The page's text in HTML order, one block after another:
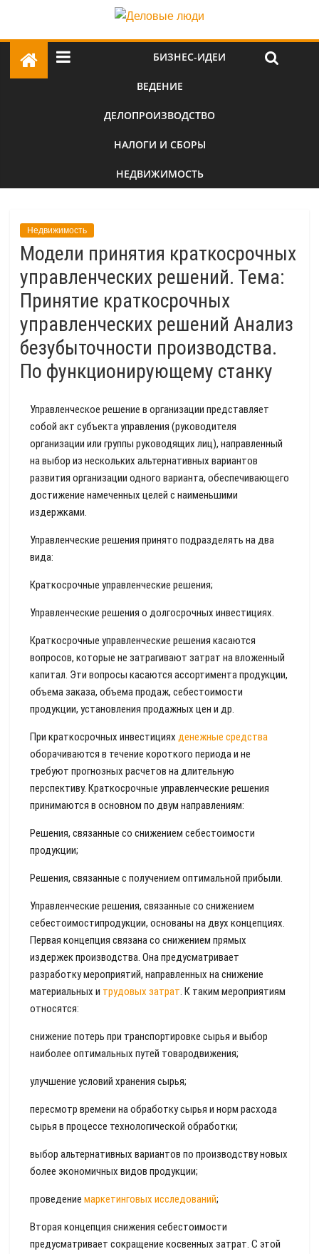
БИЗНЕС-ИДЕИ
ВЕДЕНИЕ
ДЕЛОПРОИЗВОДСТВО
НАЛОГИ И СБОРЫ
НЕДВИЖИМОСТЬ
Недвижимость
Модели принятия краткосрочных
управленческих решений. Тема:
Принятие краткосрочных
управленческих решений Анализ
безубыточности производства.
По функционирующему станку
Управленческое решение в организации представляет
собой акт субъекта управления (руководителя
организации или группы руководящих лиц), направленный
на выбор из нескольких альтернативных вариантов
развития организации одного варианта, обеспечивающего
достижение намеченных целей с наименьшими
издержками.
Управленческие решения принято подразделять на два
вида:
Краткосрочные управленческие решения;
Управленческие решения о долгосрочных инвестициях.
Краткосрочные управленческие решения касаются
вопросов, которые не затрагивают затрат на вложенный
капитал. Эти вопросы касаются ассортимента продукции,
объема заказа, объема продаж, себестоимости
продукции, установления продажных цен и др.
При краткосрочных инвестициях денежные средства
оборачиваются в течение короткого периода и не
требуют прогнозных расчетов на длительную
перспективу. Краткосрочные управленческие решения
принимаются в основном по двум направлениям:
Решения, связанные со снижением себестоимости
продукции;
Решения, связанные с получением оптимальной прибыли.
Управленческие решения, связанные со снижением
себестоимостипродукции, основаны на двух концепциях.
Первая концепция связана со снижением прямых
издержек производства. Она предусматривает
разработку мероприятий, направленных на снижение
материальных и трудовых затрат. К таким мероприятиям
относятся:
снижение потерь при транспортировке сырья и выбор
наиболее оптимальных путей товародвижения;
улучшение условий хранения сырья;
пересмотр времени на обработку сырья и норм расхода
сырья в процессе технологической обработки;
выбор альтернативных вариантов по производству новых
более экономичных видов продукции;
проведение маркетинговых исследований;
Вторая концепция снижения себестоимости
предусматривает сокращение косвенных затрат. С этой